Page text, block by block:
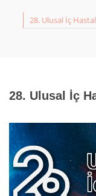
28. Ulusal İç
28. Ulusal İç